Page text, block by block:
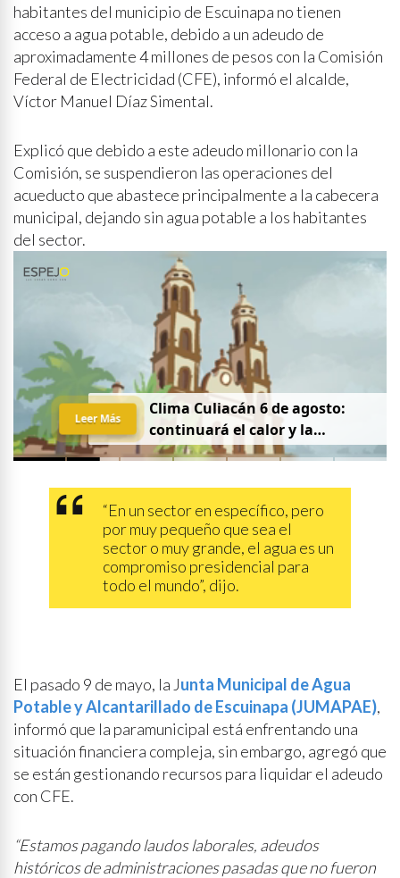
habitantes del municipio de Escuinapa no tienen
acceso a agua potable, debido a un adeudo de
aproximadamente 4 millones de pesos con la Comisión
Federal de Electricidad (CFE), informó el alcalde,
Víctor Manuel Díaz Simental.
Explicó que debido a este adeudo millonario con la
Comisión, se suspendieron las operaciones del
acueducto que abastece principalmente a la cabecera
municipal, dejando sin agua potable a los habitantes
del sector.
Clima Culiacán 6 de agosto:
continuará el calor y la
probabilidad de lluvia
Leer Más
“En un sector en específico, pero
por muy pequeño que sea el
sector o muy grande, el agua es un
compromiso presidencial para
todo el mundo”, dijo.
El pasado 9 de mayo, la Junta Municipal de Agua
Potable y Alcantarillado de Escuinapa (JUMAPAE),
informó que la paramunicipal está enfrentando una
situación financiera compleja, sin embargo, agregó que
se están gestionando recursos para liquidar el adeudo
con CFE.
“Estamos pagando laudos laborales, adeudos
históricos de administraciones pasadas que no fueron